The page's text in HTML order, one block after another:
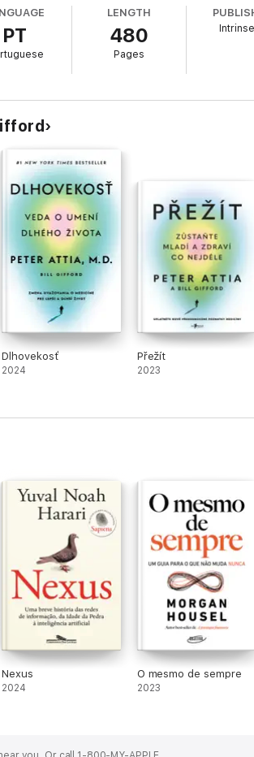
são excessivamente tardios, focados
esse modelo ultrapassado por uma
lança um novo olhar sobre a longevidade, em
PT
LENGTH
480
Pages
Dlhovekosť
2024
Přežít
2023
Nexus
2024
O mesmo de sempre
2023